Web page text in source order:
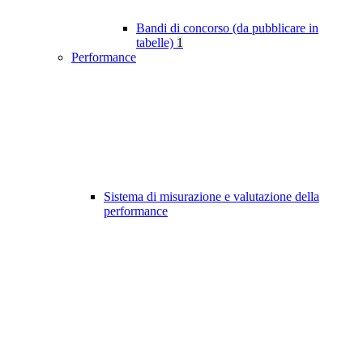
Bandi di concorso (da pubblicare in
tabelle) 1
Performance
Sistema di misurazione e valutazione della
performance